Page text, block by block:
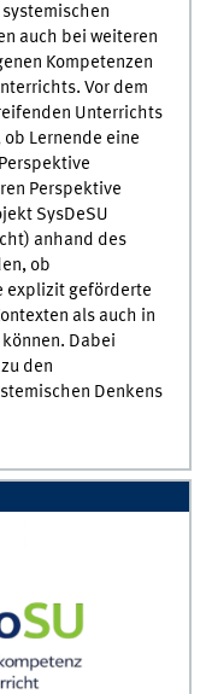
auch bei weiteren
Kompetenzen
Vor dem
Unterrichts
Lernende eine
Perspektive
SysDeSU
anhand des
ob
explizit geförderte
als auch in
Dabei
den
Denkens